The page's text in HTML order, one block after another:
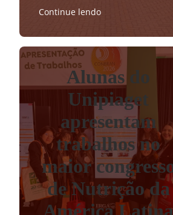
Continue lendo
Alunas do
Unipiaget
apresentam
trabalhos no
maior
de Nutrição da